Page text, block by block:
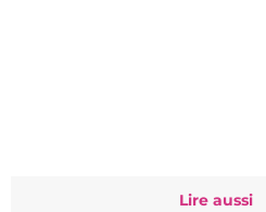
Lire aussi